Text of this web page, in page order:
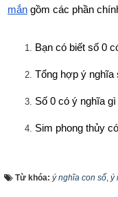
mắn gồm các phần
Bạn có biết số 0
Tổng hợp ý nghĩa
Số 0 có ý nghĩa
Sim phong thủy
mà chúng còn có thể
Từ khóa: ý nghĩa con số, ý